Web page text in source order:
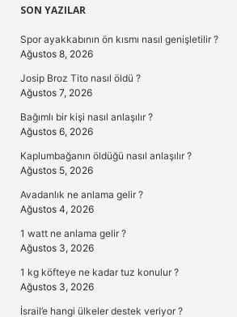
Sidebar
SON YAZILAR
Spor ayakkabının ön kısmı nasıl genişletilir ?
Ağustos 8, 2026
Josip Broz Tito nasıl öldü ?
Ağustos 7, 2026
Bağımlı bir kişi nasıl anlaşılır ?
Ağustos 6, 2026
Kaplumbağanın öldüğü nasıl anlaşılır ?
Ağustos 5, 2026
Avadanlık ne anlama gelir ?
Ağustos 4, 2026
1 watt ne anlama gelir ?
Ağustos 3, 2026
1 kg köfteye ne kadar tuz konulur ?
Ağustos 3, 2026
İsrail’e hangi ülkeler destek veriyor ?